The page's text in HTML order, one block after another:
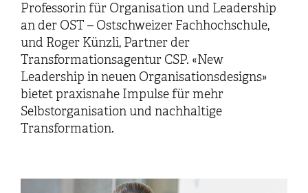
Professorin für Organisation und Leadership
an der OST – Ostschweizer Fachhochschule,
und Roger Künzli, Partner der
Transformationsagentur CSP. «New
Leadership in neuen Organisationsdesigns»
bietet praxisnahe Impulse für mehr
Selbstorganisation und nachhaltige
Transformation.